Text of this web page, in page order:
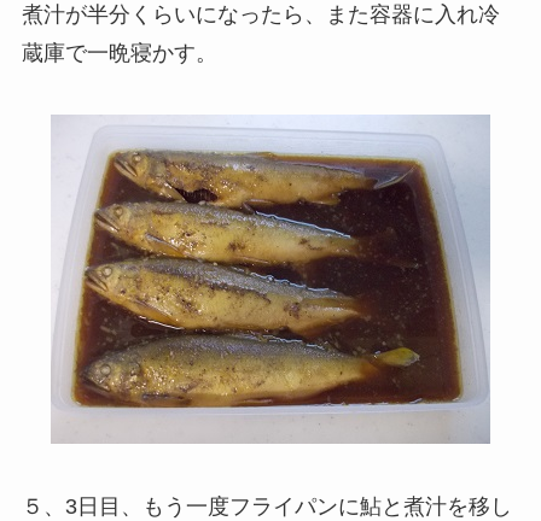
煮汁が半分くらいになったら、また容器に入れ冷
蔵庫で一晩寝かす。
５、3日目、もう一度フライパンに鮎と煮汁を移し